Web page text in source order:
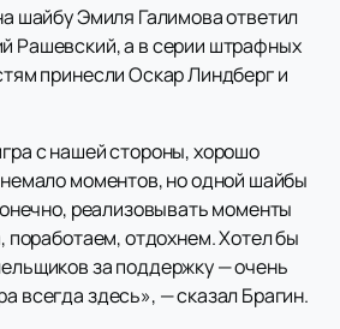
шайбу Эмиля Галимова ответил
Рашевский, а в серии штрафных
принесли Оскар Линдберг и
с нашей стороны, хорошо
моментов, но одной шайбы
реализовывать моменты
поработаем, отдохнем. Хотел бы
за поддержку — очень
всегда здесь», — сказал Брагин.